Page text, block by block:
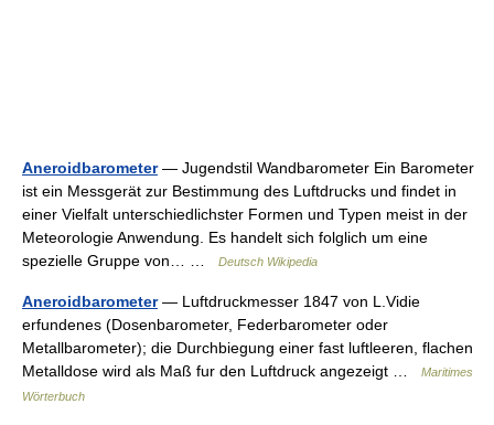
Aneroidbarometer— Jugendstil Wandbarometer Ein Barometer
ist ein Messgerät zur Bestimmung des Luftdrucks und findet in
einer Vielfalt unterschiedlichster Formen und Typen meist in der
Meteorologie Anwendung. Es handelt sich folglich um eine
spezielle Gruppe von… …
Deutsch Wikipedia
Aneroidbarometer— Luftdruckmesser 1847 von L.Vidie
erfundenes (Dosenbarometer, Federbarometer oder
Metallbarometer); die Durchbiegung einer fast luftleeren, flachen
Metalldose wird als Maß fur den Luftdruck angezeigt …
Maritimes
Wörterbuch